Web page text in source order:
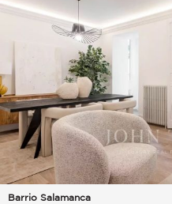
Barrio Salamanca